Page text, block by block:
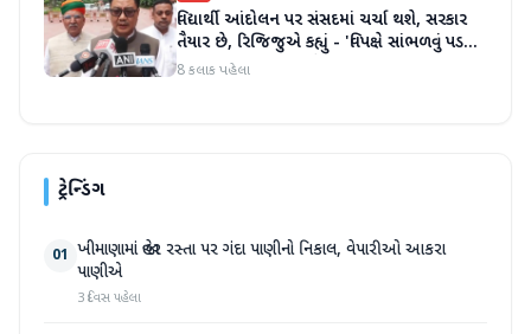
વિદ્યાર્થી આંદોલન પર સંસદમાં ચર્ચા થશે, સરકાર
તૈયાર છે, રિજિજુએ કહ્યું - 'વિપક્ષે સાંભળવું પડશે,
ગૃહમંત્રી જવાબ આપશે'
8 કલાક પહેલા
ટ્રેન્ડિંગ
01 ખીમાણામાં જાહેર રસ્તા પર ગંદા પાણીનો નિકાલ, વેપારીઓ આકરા
પાણીએ
3 દિવસ પહેલા